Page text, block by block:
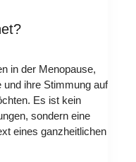
in der Menopause,
und ihre Stimmung auf
Es ist kein
sondern eine
eines ganzheitlichen